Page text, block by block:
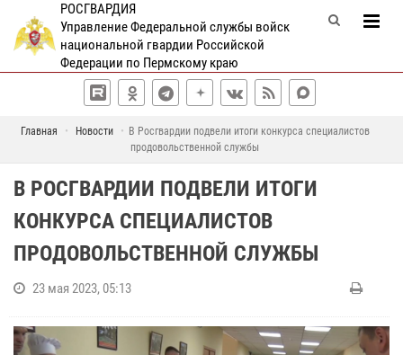
РОСГВАРДИЯ
Управление Федеральной службы войск
национальной гвардии Российской
Федерации по Пермскому краю
Главная Новости
В Росгвардии подвели итоги конкурса специалистов
продовольственной службы
В РОСГВАРДИИ ПОДВЕЛИ ИТОГИ
КОНКУРСА СПЕЦИАЛИСТОВ
ПРОДОВОЛЬСТВЕННОЙ СЛУЖБЫ
23 мая 2023, 05:13